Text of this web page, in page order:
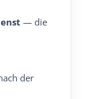
— die
der